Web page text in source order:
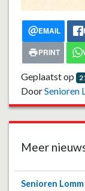
EMAIL
PRINT
Geplaatst op
DoorSenioren
Meer
Senioren